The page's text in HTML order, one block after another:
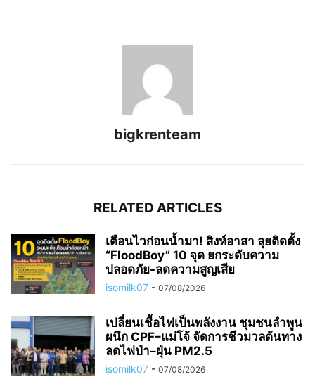
bigkrenteam
RELATED ARTICLES
เตือนไวก่อนน้ำมา! สิงห์อาสา ลุยติดตั้ง
“FloodBoy” 10 จุด ยกระดับความ
ปลอดภัย-ลดความสูญเสีย
isomilk07 - 07/08/2026
เปลี่ยนเชื้อไฟเป็นพลังงาน ชุมชนลำพูน
ผนึก CPF–แม่โจ้ จัดการชีวมวลต้นทาง
ลดไฟป่า–ฝุ่น PM2.5
isomilk07 - 07/08/2026